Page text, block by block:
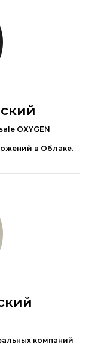
OXYGEN
в Облаке.
компаний